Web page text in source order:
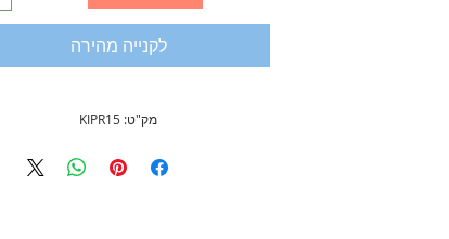
לקנייה מהירה
מק"ט: KIPR15